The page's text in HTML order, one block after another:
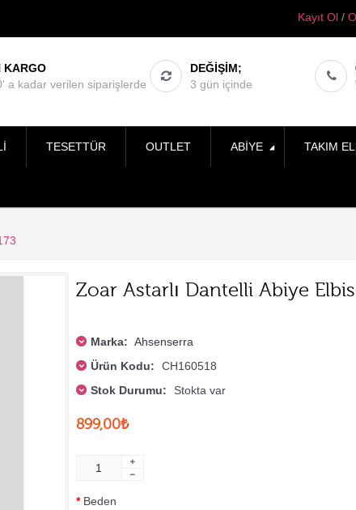
Kayıt Ol/
KARGO
a kadar verilen siparişlerde
DEĞIŞIM;
3 gün içinde
TESETTÜR OUTLET ABIYE TAKIM
Zoar Astarlı Dantelli Abiye
Marka: Ahsenserra
Ürün Kodu:
CH160518
Stok Durumu:
Stokta var
899,00₺
Beden